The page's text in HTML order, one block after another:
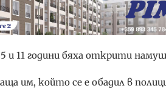
и 11 години бяха открити
им, който се е обадил в